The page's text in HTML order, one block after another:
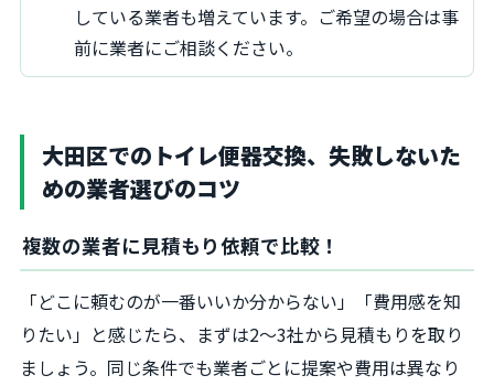
している業者も増えています。ご希望の場合は事
前に業者にご相談ください。
大田区でのトイレ便器交換、失敗しないた
めの業者選びのコツ
複数の業者に見積もり依頼で比較！
「どこに頼むのが一番いいか分からない」「費用感を知
りたい」と感じたら、まずは2～3社から見積もりを取り
ましょう。同じ条件でも業者ごとに提案や費用は異なり